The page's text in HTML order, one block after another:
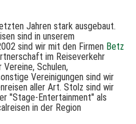
Jahren stark ausgebaut.
sind in unserem
sind wir mit den Firmen Betz
im Reiseverkehr
Schulen,
Vereinigungen sind wir
aller Art. Stolz sind wir
"Stage-Entertainment" als
in der Region